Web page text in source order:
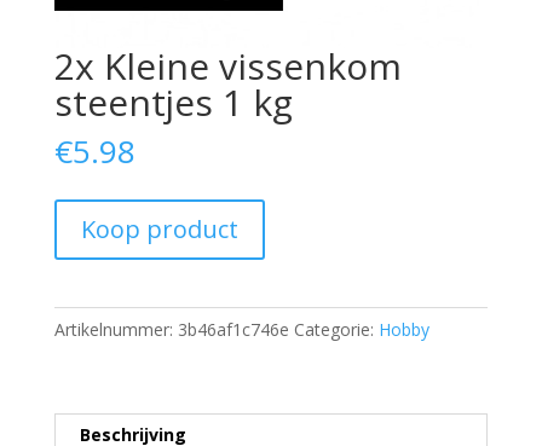
2x Kleine vissenkom
steentjes 1 kg
€5.98
Koop product
Artikelnummer: 3b46af1c746e Categorie: Hobby
Beschrijving